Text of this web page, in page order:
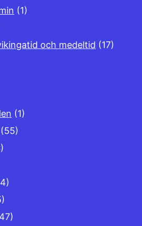
(1)
och medeltid (17)
(1)
(55)